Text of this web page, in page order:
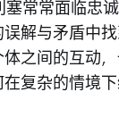
塞常常面临
解与矛盾中
之间的互动
复杂的情境